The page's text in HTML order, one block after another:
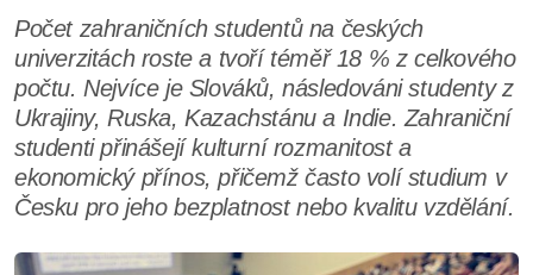
Počet zahraničních studentů na českých
univerzitách roste a tvoří téměř 18 % z celkového
počtu. Nejvíce je Slováků, následováni studenty z
Ukrajiny, Ruska, Kazachstánu a Indie. Zahraniční
studenti přinášejí kulturní rozmanitost a
ekonomický přínos, přičemž často volí studium v
Česku pro jeho bezplatnost nebo kvalitu vzdělání.